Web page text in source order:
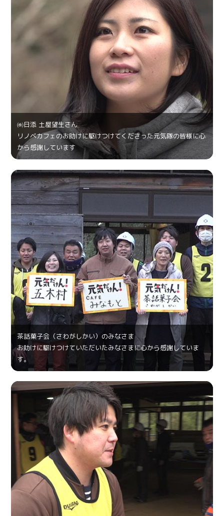
㈱日添 土屋望生さん
リノベカフェのお助けに駆けつけてくださった元気隊の皆様に心
から感謝しています
茶話菓⼦会（さわがしかい）のみなさま
お助けに駆けつけていただいたみなさまに心から感謝していま
す。